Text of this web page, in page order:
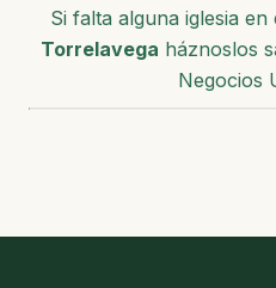
Si falta alguna iglesia en
Torrelavega háznoslos
Negocios